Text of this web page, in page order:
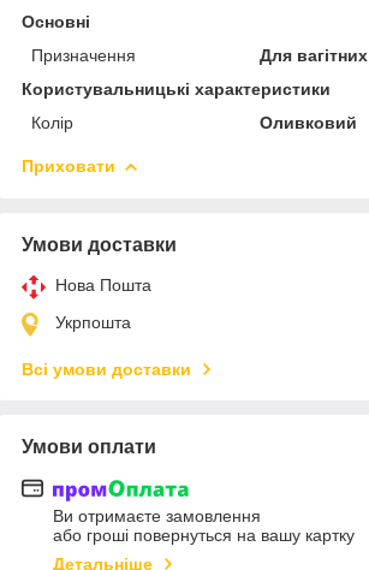
Основні
Призначення
Для вагітних
Користувальницькі характеристики
Колір
Оливковий
Приховати
Умови доставки
Нова Пошта
Укрпошта
Всі умови доставки
Умови оплати
Ви отримаєте замовлення
або гроші повернуться на вашу картку
Детальніше